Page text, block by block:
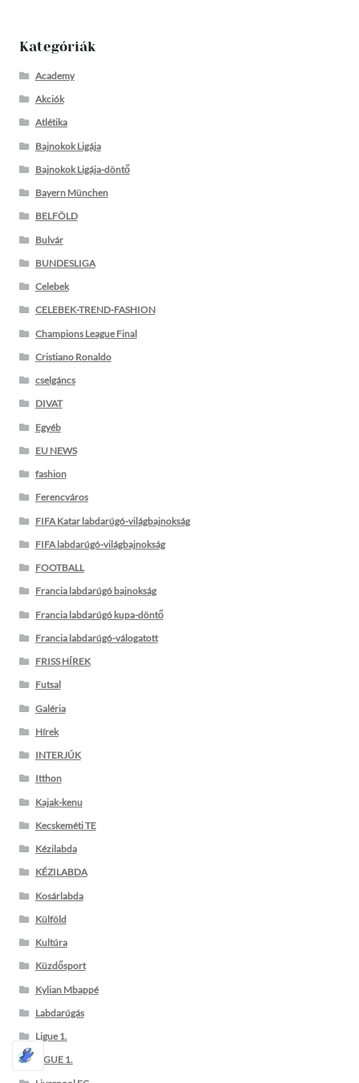
Kategóriák
Academy
Akciók
Atlétika
Bajnokok Ligája
Bajnokok Ligája-döntő
Bayern München
BELFÖLD
Bulvár
BUNDESLIGA
Celebek
CELEBEK-TREND-FASHION
Champions League Final
Cristiano Ronaldo
cselgáncs
DIVAT
Egyéb
EU NEWS
fashion
Ferencváros
FIFA Katar labdarúgó-világbajnokság
FIFA labdarúgó-világbajnokság
FOOTBALL
Francia labdarúgó bajnokság
Francia labdarúgó kupa-döntő
Francia labdarúgó-válogatott
FRISS HÍREK
Futsal
Galéria
Hírek
INTERJÚK
Itthon
Kajak-kenu
Kecskeméti TE
Kézilabda
KÉZILABDA
Kosárlabda
Külföld
Kultúra
Küzdősport
Kylian Mbappé
Labdarúgás
Ligue 1.
LIGUE 1.